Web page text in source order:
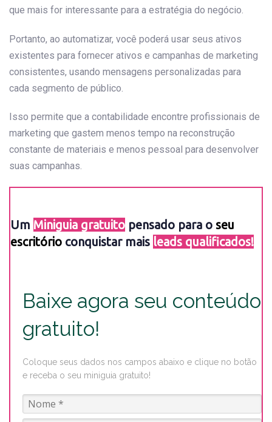
que mais for interessante para a estratégia do negócio.
Portanto, ao automatizar, você poderá usar seus ativos
existentes para fornecer ativos e campanhas de marketing
consistentes, usando mensagens personalizadas para
cada segmento de público.
Isso permite que a contabilidade encontre profissionais de
marketing que gastem menos tempo na reconstrução
constante de materiais e menos pessoal para desenvolver
suas campanhas.
Um Miniguia gratuito pensado para o seu
escritório conquistar mais leads qualificados!
Baixe agora seu conteúdo
gratuito!
Coloque seus dados nos campos abaixo e clique no botão
e receba o seu miniguia gratuito!